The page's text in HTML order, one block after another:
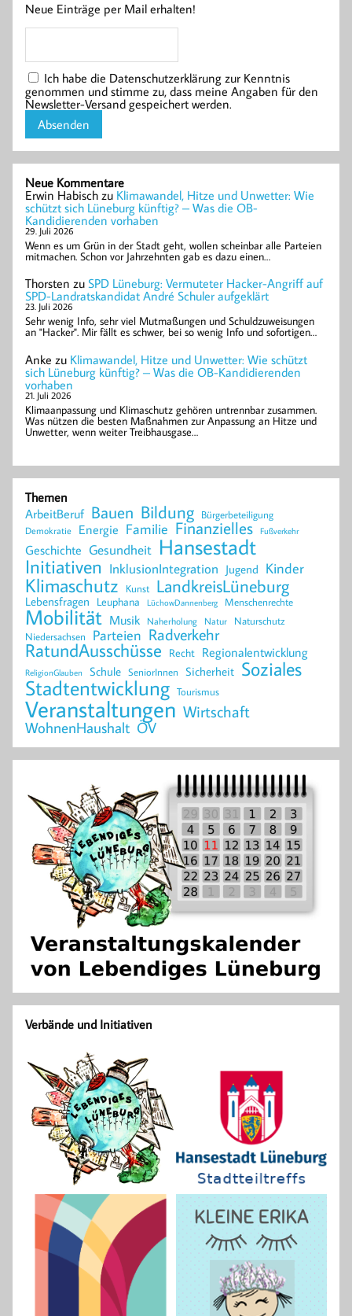
Neue Einträge per Mail erhalten!
Ich habe die Datenschutzerklärung zur Kenntnis
genommen und stimme zu, dass meine Angaben für den
Newsletter-Versand gespeichert werden.
Neue Kommentare
Erwin Habisch zu Klimawandel, Hitze und Unwetter: Wie
schützt sich Lüneburg künftig? – Was die OB-
Kandidierenden vorhaben
29. Juli 2026
Wenn es um Grün in der Stadt geht, wollen scheinbar alle Parteien
mitmachen. Schon vor Jahrzehnten gab es dazu einen…
Thorsten zu SPD Lüneburg: Vermuteter Hacker-Angriff auf
SPD-Landratskandidat André Schuler aufgeklärt
23. Juli 2026
Sehr wenig Info, sehr viel Mutmaßungen und Schuldzuweisungen
an "Hacker". Mir fällt es schwer, bei so wenig Info und sofortigen…
Anke zu Klimawandel, Hitze und Unwetter: Wie schützt
sich Lüneburg künftig? – Was die OB-Kandidierenden
vorhaben
21. Juli 2026
Klimaanpassung und Klimaschutz gehören untrennbar zusammen.
Was nützen die besten Maßnahmen zur Anpassung an Hitze und
Unwetter, wenn weiter Treibhausgase…
Themen
ArbeitBeruf Bauen Bildung Bürgerbeteiligung
Demokratie Energie Familie Finanzielles Fußverkehr
Geschichte Gesundheit Hansestadt
Initiativen InklusionIntegration Jugend Kinder
Klimaschutz Kunst LandkreisLüneburg
Lebensfragen Leuphana LüchowDannenberg Menschenrechte
Mobilität Musik Naherholung Natur Naturschutz
Niedersachsen Parteien Radverkehr
RatundAusschüsse Recht Regionalentwicklung
ReligionGlauben Schule SeniorInnen Sicherheit Soziales
Stadtentwicklung Tourismus
Veranstaltungen Wirtschaft
WohnenHaushalt ÖV
Verbände und Initiativen